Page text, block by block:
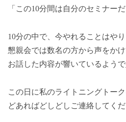
「この10分間は自分のセミナー
10分の中で、今やれることはやり
懇親会では数名の方から声をか
お話した内容が響いているようで
この日に私のライトニングトー
どあればどしどしご連絡してくだ